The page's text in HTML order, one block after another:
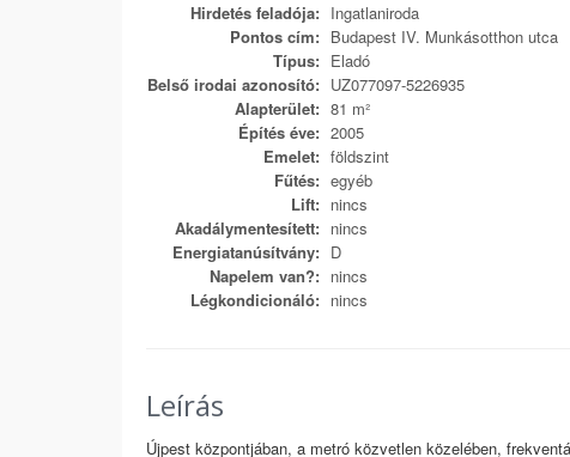
Hirdetés feladója: Ingatlaniroda
Pontos cím: Budapest IV. Munkásotthon utca
Típus: Eladó
Belső irodai azonosító: UZ077097-5226935
Alapterület: 81 m²
Építés éve: 2005
Emelet: földszint
Fűtés: egyéb
Lift: nincs
Akadálymentesített: nincs
Energiatanúsítvány: D
Napelem van?: nincs
Légkondicionáló: nincs
Leírás
Újpest központjában, a metró közvetlen közelében,